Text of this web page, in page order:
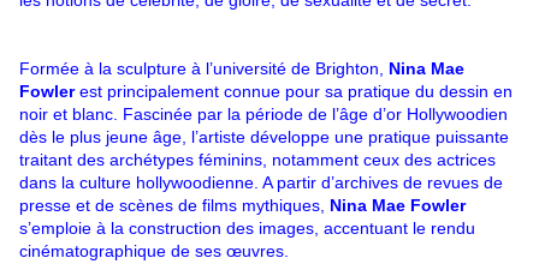
Formée à la sculpture à l’université de Brighton, Nina Mae
Fowlerest principalement connue pour sa pratique du dessin en
noir et blanc. Fascinée par la période de l’âge d’or Hollywoodien
dès le plus jeune âge, l’artiste développe une pratique puissante
traitant des archétypes féminins, notamment ceux des actrices
dans la culture hollywoodienne. A partir d’archives de revues de
presse et de scènes de films mythiques, Nina Mae Fowler
s’emploie à la construction des images, accentuant le rendu
cinématographique de ses œuvres.